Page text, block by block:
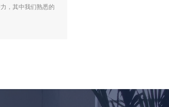
，其中我们熟悉的